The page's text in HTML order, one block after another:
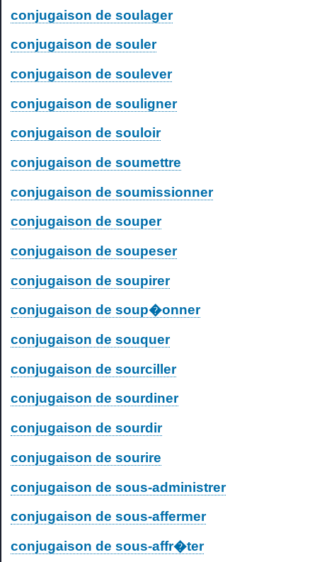
conjugaison de soulager
conjugaison de souler
conjugaison de soulever
conjugaison de souligner
conjugaison de souloir
conjugaison de soumettre
conjugaison de soumissionner
conjugaison de souper
conjugaison de soupeser
conjugaison de soupirer
conjugaison de soup�onner
conjugaison de souquer
conjugaison de sourciller
conjugaison de sourdiner
conjugaison de sourdir
conjugaison de sourire
conjugaison de sous-administrer
conjugaison de sous-affermer
conjugaison de sous-affr�ter